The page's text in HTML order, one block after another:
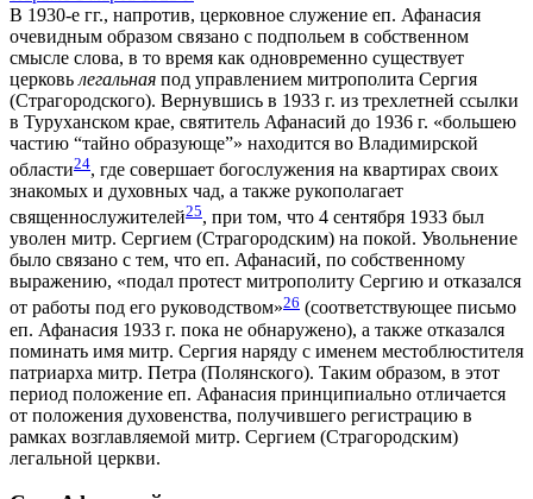
В 1930-е гг., напротив, церковное служение еп. Афанасия
очевидным образом связано с подпольем в собственном
смысле слова, в то время как одновременно существует
церковь легальная под управлением митрополита Сергия
(Страгородского). Вернувшись в 1933 г. из трехлетней ссылки
в Туруханском крае, святитель Афанасий до 1936 г. «большею
частию “тайно образующе”» находится во Владимирской
области24, где совершает богослужения на квартирах своих
знакомых и духовных чад, а также рукополагает
священнослужителей25, при том, что 4 сентября 1933 был
уволен митр. Сергием (Страгородским) на покой. Увольнение
было связано с тем, что еп. Афанасий, по собственному
выражению, «подал протест митрополиту Сергию и отказался
от работы под его руководством»26 (соответствующее письмо
еп. Афанасия 1933 г. пока не обнаружено), а также отказался
поминать имя митр. Сергия наряду с именем местоблюстителя
патриарха митр. Петра (Полянского). Таким образом, в этот
период положение еп. Афанасия принципиально отличается
от положения духовенства, получившего регистрацию в
рамках возглавляемой митр. Сергием (Страгородским)
легальной церкви.